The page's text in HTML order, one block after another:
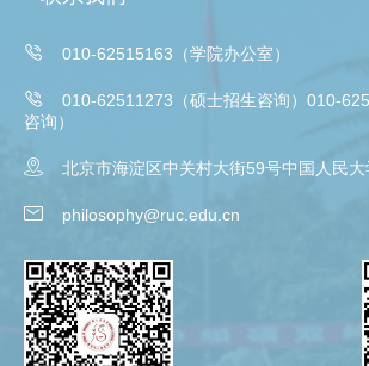
 010-62515163（学院办公室）

010-62511273（硕士招生咨询）010-
咨询）
 北京市海淀区中关村大街59号中国人民
 philosophy@ruc.edu.cn